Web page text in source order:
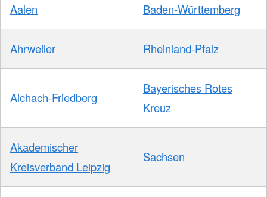
Aalen Baden-Württemberg
Ahrweiler Rheinland-Pfalz
Aichach-Friedberg
Bayerisches Rotes
Kreuz
Akademischer
Kreisverband Leipzig
Sachsen